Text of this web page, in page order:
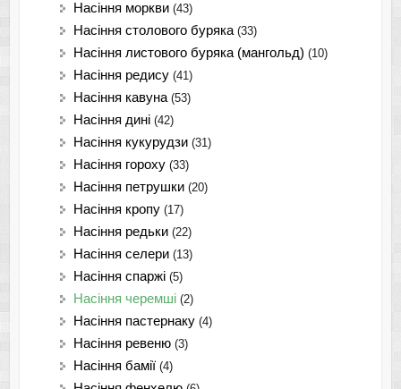
Насіння моркви (43)
Насіння столового буряка (33)
Насіння листового буряка (мангольд) (10)
Насіння редису (41)
Насіння кавуна (53)
Насіння дині (42)
Насіння кукурудзи (31)
Насіння гороху (33)
Насіння петрушки (20)
Насіння кропу (17)
Насіння редьки (22)
Насіння селери (13)
Насіння спаржі (5)
Насіння черемші (2)
Насіння пастернаку (4)
Насіння ревеню (3)
Насіння бамії (4)